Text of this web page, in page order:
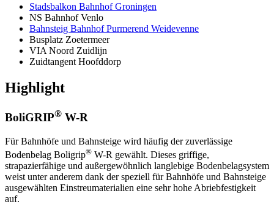
Stadsbalkon Bahnhof Groningen
NS Bahnhof Venlo
Bahnsteig Bahnhof Purmerend Weidevenne
Busplatz Zoetermeer
VIA Noord Zuidlijn
Zuidtangent Hoofddorp
Highlight
BoliGRIP® W-R
Für Bahnhöfe und Bahnsteige wird häufig der zuverlässige
Bodenbelag Boligrip® W-R gewählt. Dieses griffige,
strapazierfähige und außergewöhnlich langlebige Bodenbelagsystem
weist unter anderem dank der speziell für Bahnhöfe und Bahnsteige
ausgewählten Einstreumaterialien eine sehr hohe Abriebfestigkeit
auf.